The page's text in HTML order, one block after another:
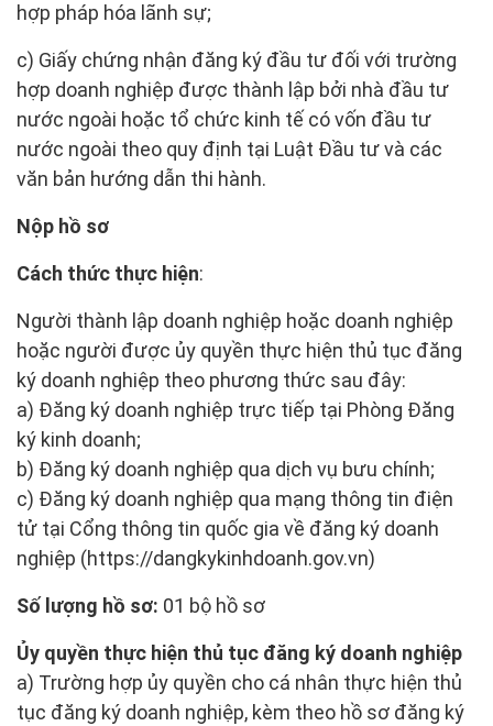
hợp pháp hóa lãnh sự;
c) Giấy chứng nhận đăng ký đầu tư đối với trường
hợp doanh nghiệp được thành lập bởi nhà đầu tư
nước ngoài hoặc tổ chức kinh tế có vốn đầu tư
nước ngoài theo quy định tại Luật Đầu tư và các
văn bản hướng dẫn thi hành.
Nộp hồ sơ
Cách thức thực hiện:
Người thành lập doanh nghiệp hoặc doanh nghiệp
hoặc người được ủy quyền thực hiện thủ tục đăng
ký doanh nghiệp theo phương thức sau đây:
a) Đăng ký doanh nghiệp trực tiếp tại Phòng Đăng
ký kinh doanh;
b) Đăng ký doanh nghiệp qua dịch vụ bưu chính;
c) Đăng ký doanh nghiệp qua mạng thông tin điện
tử tại Cổng thông tin quốc gia về đăng ký doanh
nghiệp (https://dangkykinhdoanh.gov.vn)
Số lượng hồ sơ: 01 bộ hồ sơ
Ủy quyền thực hiện thủ tục đăng ký doanh nghiệp
a) Trường hợp ủy quyền cho cá nhân thực hiện thủ
tục đăng ký doanh nghiệp, kèm theo hồ sơ đăng ký